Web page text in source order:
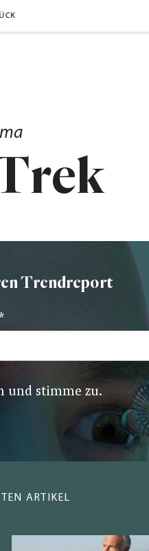
Trendreport
und stimme zu.
ARTIKEL